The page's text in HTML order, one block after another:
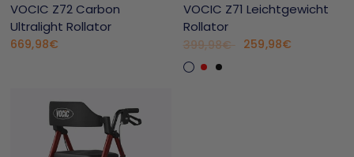
VOCIC Z72 Carbon
Ultralight Rollator
669,98€
VOCIC Z71 Leichtgewicht
Rollator
399,98€ 259,98€
Burnt Olive
RedBlack